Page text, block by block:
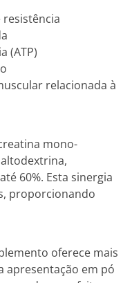
(ATP)
relacionada à
mono-
60%. Esta sinergia
proporcionando
oferece mais
apresentação em pó